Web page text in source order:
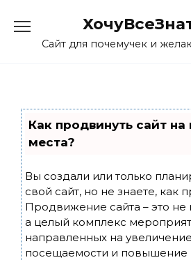
contentСайт для почемучек и
Как продвинуть сайт на
места?
Вы создали или только
свой сайт, но не знаете, как
Продвижение сайта – это не
а целый комплекс
направленных на
посещаемости и повышение